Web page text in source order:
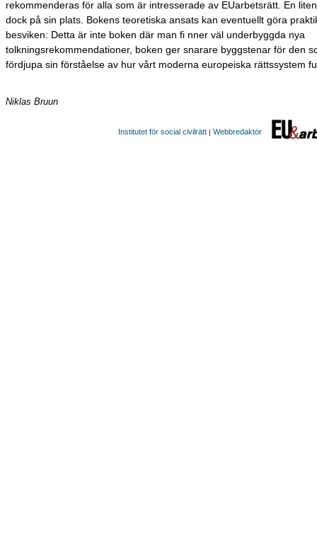
rekommenderas för alla som är intresserade av EUarbetsrätt. En
dock på sin plats. Bokens teoretiska ansats kan eventuellt göra
besviken: Detta är inte boken där man fi nner väl underbyggda nya
tolkningsrekommendationer, boken ger snarare byggstenar för den
fördjupa sin förståelse av hur vårt moderna europeiska rättssystem
Niklas Bruun
Institutet för social civilrätt | Webbredaktör